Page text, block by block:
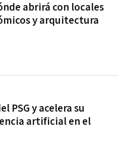
abrirá con locales
y arquitectura
PSG y acelera su
artificial en el